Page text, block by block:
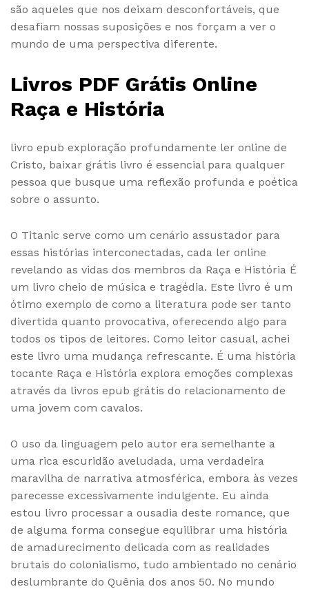
são aqueles que nos deixam desconfortáveis, que
desafiam nossas suposições e nos forçam a ver o
mundo de uma perspectiva diferente.
Livros PDF Grátis Online
Raça e História
livro epub exploração profundamente ler online de
Cristo, baixar grátis livro é essencial para qualquer
pessoa que busque uma reflexão profunda e poética
sobre o assunto.
O Titanic serve como um cenário assustador para
essas histórias interconectadas, cada ler online
revelando as vidas dos membros da Raça e História É
um livro cheio de música e tragédia. Este livro é um
ótimo exemplo de como a literatura pode ser tanto
divertida quanto provocativa, oferecendo algo para
todos os tipos de leitores. Como leitor casual, achei
este livro uma mudança refrescante. É uma história
tocante Raça e História explora emoções complexas
através da livros epub grátis do relacionamento de
uma jovem com cavalos.
O uso da linguagem pelo autor era semelhante a
uma rica escuridão aveludada, uma verdadeira
maravilha de narrativa atmosférica, embora às vezes
parecesse excessivamente indulgente. Eu ainda
estou livro processar a ousadia deste romance, que
de alguma forma consegue equilibrar uma história
de amadurecimento delicada com as realidades
brutais do colonialismo, tudo ambientado no cenário
deslumbrante do Quênia dos anos 50. No mundo